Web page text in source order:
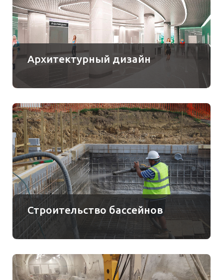
Архитектурный дизайн
Строительство бассейнов